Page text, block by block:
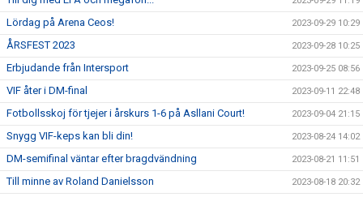
Lördag på Arena Ceos! 2023-09-29 10:29
ÅRSFEST 2023 2023-09-28 10:25
Erbjudande från Intersport 2023-09-25 08:56
VIF åter i DM-final 2023-09-11 22:48
Fotbollsskoj för tjejer i årskurs 1-6 på Asllani Court! 2023-09-04 21:15
Snygg VIF-keps kan bli din! 2023-08-24 14:02
DM-semifinal väntar efter bragdvändning 2023-08-21 11:51
Till minne av Roland Danielsson 2023-08-18 20:32